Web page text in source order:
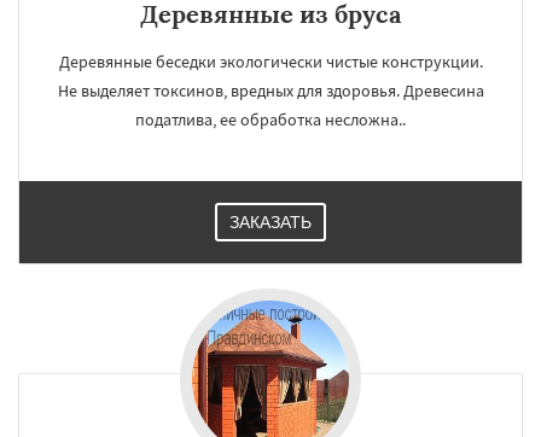
Деревянные из бруса
Деревянные беседки экологически чистые конструкции.
Не выделяет токсинов, вредных для здоровья. Древесина
податлива, ее обработка несложна..
ЗАКАЗАТЬ